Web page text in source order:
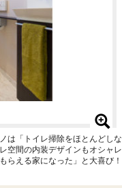
は「トイレ掃除をほとんどしな
空間の内装デザインもオシャレ
らえる家になった」と大喜び！